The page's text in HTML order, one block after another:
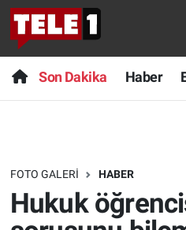
Son Dakika Haber
FOTO GALERI HABER
Hukuk
Anında Manşet
Başka Sohbetler
Bilim turu
Bilim ve Teknoloji
Son Dakika
Haber
Dünya
Nöbetçi Eczaneler
Hava Durumu
Trafik Durumu
Süper Lig Puan